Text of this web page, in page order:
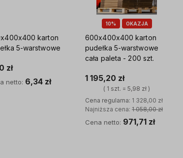
karton
5-warstwowe
zł
netto: 6,34 zł
10% OKAZJA
600x400x400 karton
pudełka 5-warstwowe
cała paleta - 200 szt.
1 195,20 zł
( 1 szt. = 5,98 zł )
Cena regularna: 1 328,00 zł
Najniższa cena: 1 058,00 zł
Cena netto: 971,71 zł